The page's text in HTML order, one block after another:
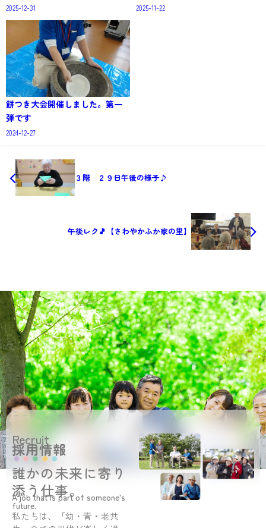
2025-12-31 2025-11-22
餅つき大会開催しました。第一
弾です
2024-12-27
３階 ２９日午後の様子♪
午後レク🎵【さわやかふか家の里】
Recruit
採用情報
誰かの未来に寄り
添う仕事。
A job that is part of someone’s
future.
私たちは、「幼・青・老共